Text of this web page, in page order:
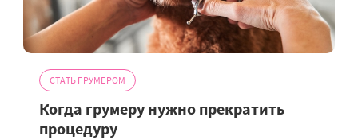
СТАТЬ ГРУМЕРОМ
Когда грумеру нужно прекратить
процедуру